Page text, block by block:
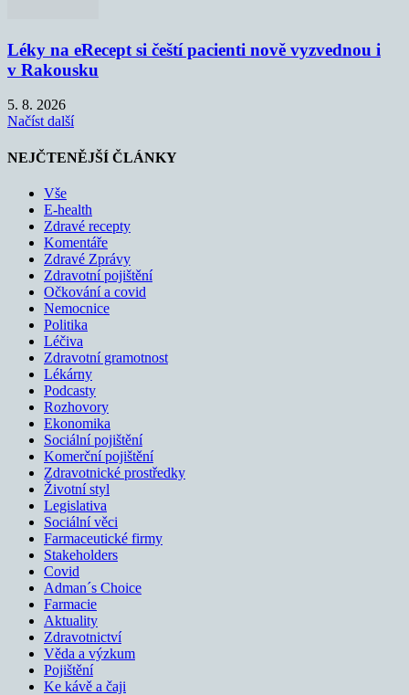
Léky na eRecept si čeští pacienti nově vyzvednou i
v Rakousku
5. 8. 2026
Načíst další
NEJČTENĚJŠÍ ČLÁNKY
Vše
E-health
Zdravé recepty
Komentáře
Zdravé Zprávy
Zdravotní pojištění
Očkování a covid
Nemocnice
Politika
Léčiva
Zdravotní gramotnost
Lékárny
Podcasty
Rozhovory
Ekonomika
Sociální pojištění
Komerční pojištění
Zdravotnické prostředky
Životní styl
Legislativa
Sociální věci
Farmaceutické firmy
Stakeholders
Covid
Adman´s Choice
Farmacie
Aktuality
Zdravotnictví
Věda a výzkum
Pojištění
Ke kávě a čaji